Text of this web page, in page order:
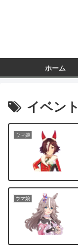
ホーム
イベント
ウマ娘
ウマ娘